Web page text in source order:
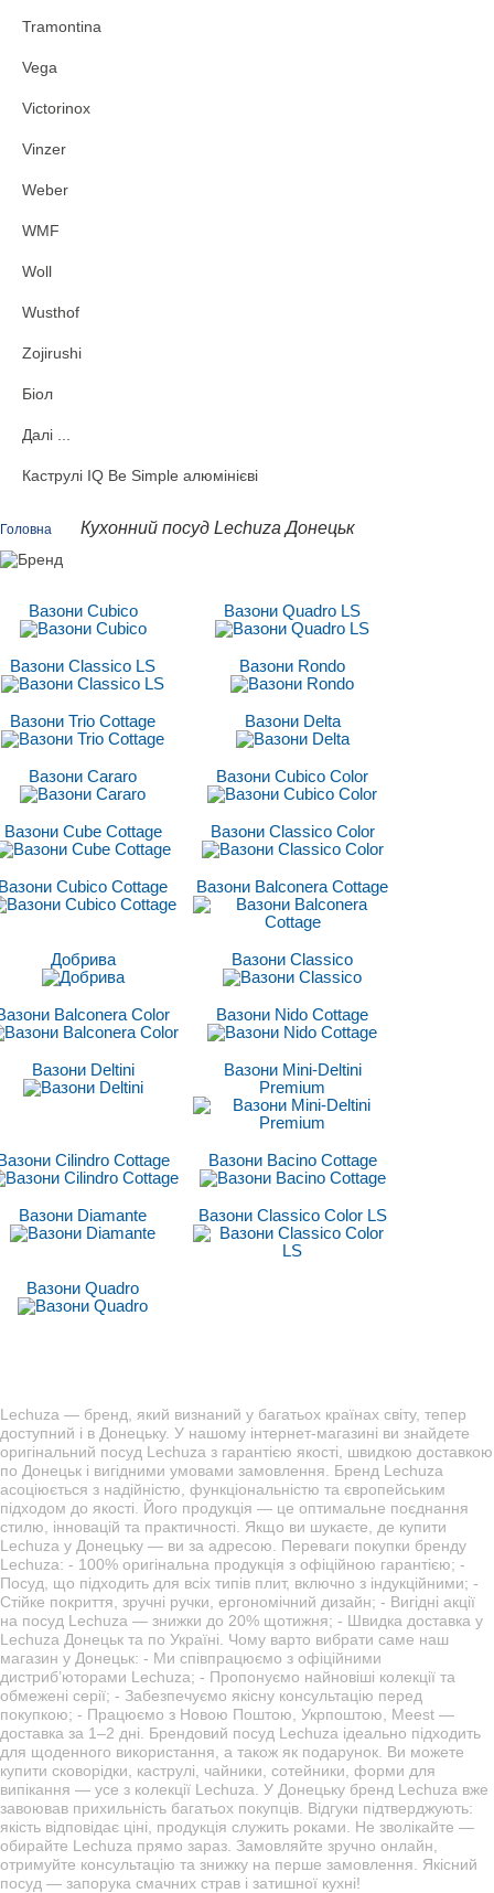
Tramontina
Vega
Victorinox
Vinzer
Weber
WMF
Woll
Wusthof
Zojirushi
Біол
Далі ...
Каструлі IQ Be Simple алюмінієві
Головна Кухонний посуд Lechuza Донецьк
Вазони Cubico Вазони Quadro LS
Вазони Classico LS Вазони Rondo
Вазони Trio Cottage Вазони Delta
Вазони Cararo Вазони Cubico Color
Вазони Cube Cottage Вазони Classico Сolor
Cubico Cottage Вазони Balconera Cottage
Добрива Вазони Classico
Balconera Color Вазони Nido Cottage
Вазони Deltini
Вазони Mini-Deltini
Premium
Cilindro Cottage Вазони Bacino Cottage
Вазони Diamante Вазони Classico Сolor LS
Вазони Quadro
Lechuza — бренд, який визнаний у багатьох країнах світу, тепер
доступний і в Донецьку. У нашому інтернет-магазині ви знайдете
оригінальний посуд Lechuza з гарантією якості, швидкою доставкою
по Донецьк і вигідними умовами замовлення. Бренд Lechuza
асоціюється з надійністю, функціональністю та європейським
підходом до якості. Його продукція — це оптимальне поєднання
стилю, інновацій та практичності. Якщо ви шукаєте, де купити
Lechuza у Донецьку — ви за адресою. Переваги покупки бренду
Lechuza: - 100% оригінальна продукція з офіційною гарантією; -
Посуд, що підходить для всіх типів плит, включно з індукційними; -
Стійке покриття, зручні ручки, ергономічний дизайн; - Вигідні акції
на посуд Lechuza — знижки до 20% щотижня; - Швидка доставка у
Lechuza Донецьк та по Україні. Чому варто вибрати саме наш
магазин у Донецьк: - Ми співпрацюємо з офіційними
дистриб’юторами Lechuza; - Пропонуємо найновіші колекції та
обмежені серії; - Забезпечуємо якісну консультацію перед
покупкою; - Працюємо з Новою Поштою, Укрпоштою, Meest —
доставка за 1–2 дні. Брендовий посуд Lechuza ідеально підходить
для щоденного використання, а також як подарунок. Ви можете
купити сковорідки, каструлі, чайники, сотейники, форми для
випікання — усе з колекції Lechuza. У Донецьку бренд Lechuza вже
завоював прихильність багатьох покупців. Відгуки підтверджують:
якість відповідає ціні, продукція служить роками. Не зволікайте —
обирайте Lechuza прямо зараз. Замовляйте зручно онлайн,
отримуйте консультацію та знижку на перше замовлення. Якісний
посуд — запорука смачних страв і затишної кухні!